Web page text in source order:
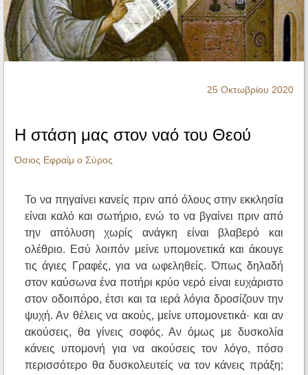
Ηχητικά
25 Οκτωβρίου 2020
Η στάση μας στον ναό του Θεού
Όσιος Εφραίμ ο Σύρος
Το να πηγαίνει κανείς πριν από όλους στην εκκλησία
είναι καλό και σωτήριο, ενώ το να βγαίνει πριν από
την απόλυση χωρίς ανάγκη είναι βλαβερό και
ολέθριο. Εσύ λοιπόν μείνε υπομονετικά και άκουγε
τις άγιες Γραφές, για να ωφεληθείς. Όπως δηλαδή
στον καύσωνα ένα ποτήρι κρύο νερό είναι ευχάριστο
στον οδοιπόρο, έτσι και τα ιερά λόγια δροσίζουν την
ψυχή. Αν θέλεις να ακούς, μείνε υπομονετικά· και αν
ακούσεις, θα γίνεις σοφός. Αν όμως με δυσκολία
κάνεις υπομονή για να ακούσεις τον λόγο, πόσο
περισσότερο θα δυσκολευτείς να τον κάνεις πράξη;